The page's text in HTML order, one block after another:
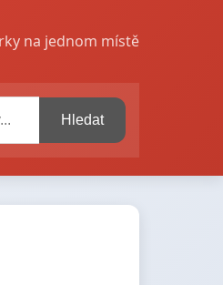
na jednom místě
Hledat